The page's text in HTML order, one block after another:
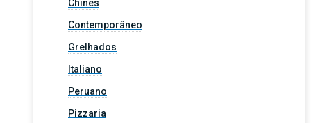
Chinês
Contemporâneo
Grelhados
Italiano
Peruano
Pizzaria